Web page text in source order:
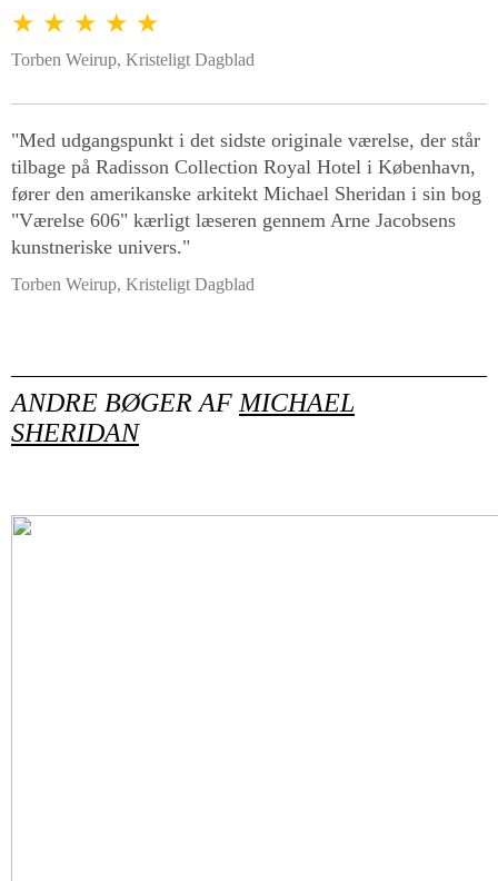
★ ★ ★ ★ ★
Torben Weirup, Kristeligt Dagblad
"Med udgangspunkt i det sidste originale værelse, der står
tilbage på Radisson Collection Royal Hotel i København,
fører den amerikanske arkitekt Michael Sheridan i sin bog
"Værelse 606" kærligt læseren gennem Arne Jacobsens
kunstneriske univers."
Torben Weirup, Kristeligt Dagblad
ANDRE BØGER AF MICHAEL
SHERIDAN